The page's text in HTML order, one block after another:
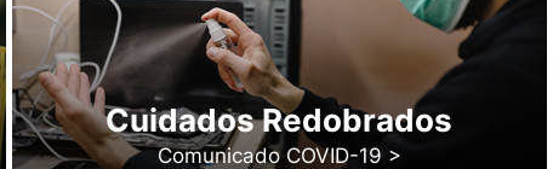
Cuidados Redobrados
Comunicado COVID-19 >